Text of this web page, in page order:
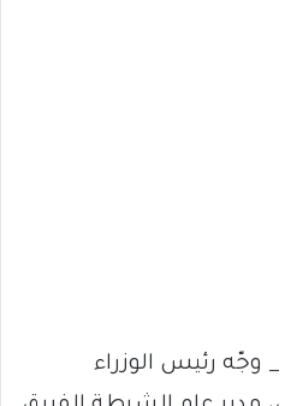
وجّه رئيس الوزراء